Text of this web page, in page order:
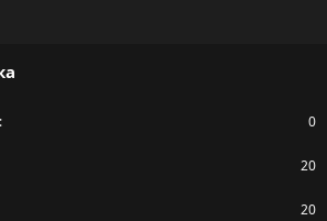
0
20
20